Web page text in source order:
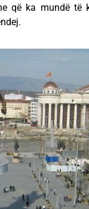
që ka mundë të